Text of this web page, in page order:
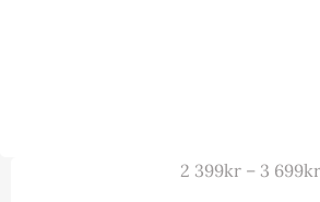
2 399kr – 3 699kr